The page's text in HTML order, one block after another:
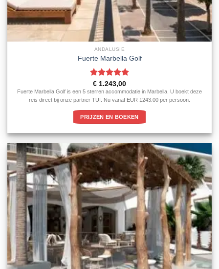
ANDALUSIE
Fuerte Marbella Golf
Gewaardeerd
5uit 5
€ 1.243,00
Fuerte Marbella Golf is een 5 sterren accommodatie in Marbella. U boekt deze
reis direct bij onze partner TUI. Nu vanaf EUR 1243.00 per persoon.
PRIJZEN EN BOEKEN